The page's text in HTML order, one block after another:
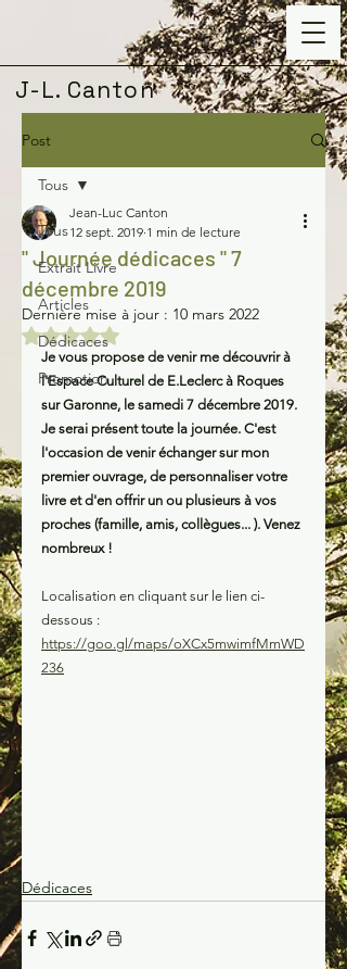
J-L. Canton
Post
Tous
Extrait Livre
Articles
Dédicaces
Promotion
Tous
" Journée dédicaces " 7
décembre 2019
Jean-Luc Canton
12 sept. 2019 1 min de lecture
Dernière mise à jour : 10 mars 2022
Noté NaN étoiles sur 5.
Je vous propose de venir me découvrir à
l'Espace Culturel de E.Leclerc à Roques
sur Garonne, le samedi 7 décembre 2019.
Je serai présent toute la journée. C'est
l'occasion de venir échanger sur mon
premier ouvrage, de personnaliser votre
livre et d'en offrir un ou plusieurs à vos
proches (famille, amis, collègues... ). Venez
nombreux !
Localisation en cliquant sur le lien ci-
dessous :
https://goo.gl/maps/oXCx5mwimfMmWD
236
Dédicaces